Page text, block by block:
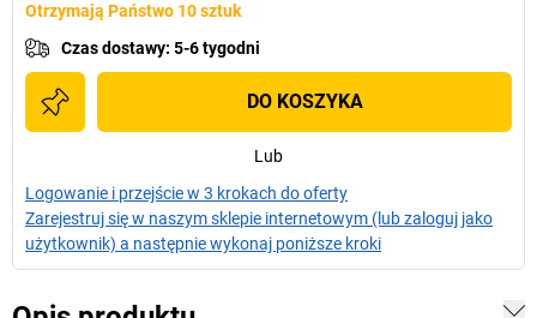
Otrzymają Państwo 10 sztuk
Czas dostawy: 5-6 tygodni
DO KOSZYKA
Lub
Logowanie i przejście w 3 krokach do oferty
Zarejestruj się w naszym sklepie internetowym (lub zaloguj jako
użytkownik) a następnie wykonaj poniższe kroki